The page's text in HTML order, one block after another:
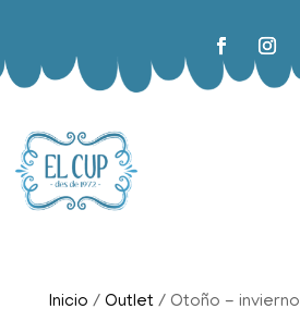
Inicio / Outlet/ Otoño - invierno